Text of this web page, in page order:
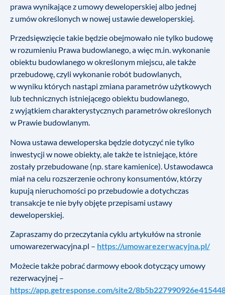
prawa wynikające z umowy deweloperskiej albo jednej
z umów określonych w nowej ustawie deweloperskiej.
Przedsięwzięcie takie będzie obejmowało nie tylko budowę
w rozumieniu Prawa budowlanego, a więc m.in. wykonanie
obiektu budowlanego w określonym miejscu, ale także
przebudowę, czyli wykonanie robót budowlanych,
w wyniku których nastąpi zmiana parametrów użytkowych
lub technicznych istniejącego obiektu budowlanego,
z wyjątkiem charakterystycznych parametrów określonych
w Prawie budowlanym.
Nowa ustawa deweloperska będzie dotyczyć nie tylko
inwestycji w nowe obiekty, ale także te istniejące, które
zostały przebudowane (np. stare kamienice). Ustawodawca
miał na celu rozszerzenie ochrony konsumentów, którzy
kupują nieruchomości po przebudowie a dotychczas
transakcje te nie były objęte przepisami ustawy
deweloperskiej.
Zapraszamy do przeczytania cyklu artykułów na stronie
umowarezerwacyjna.pl – https://umowarezerwacyjna.pl/
Możecie także pobrać darmowy ebook dotyczący umowy
rezerwacyjnej –
https://app.getresponse.com/site2/